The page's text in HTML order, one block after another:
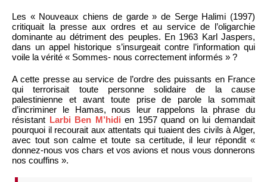
Les « Nouveaux chiens de garde » de Serge Halimi (1997)
critiquait la presse aux ordres et au service de l’oligarchie
dominante au détriment des peuples. En 1963 Karl Jaspers,
dans un appel historique s’insurgeait contre l’information qui
voile la vérité « Sommes- nous correctement informés » ?
A cette presse au service de l’ordre des puissants en France
qui terrorisait toute personne solidaire de la cause
palestinienne et avant toute prise de parole la sommait
d’incriminer le Hamas, nous leur rappelons la phrase du
résistant Larbi Ben M’hidi en 1957 quand on lui demandait
pourquoi il recourait aux attentats qui tuaient des civils à Alger,
avec tout son calme et toute sa certitude, il leur répondit «
donnez-nous vos chars et vos avions et nous vous donnerons
nos couffins ».